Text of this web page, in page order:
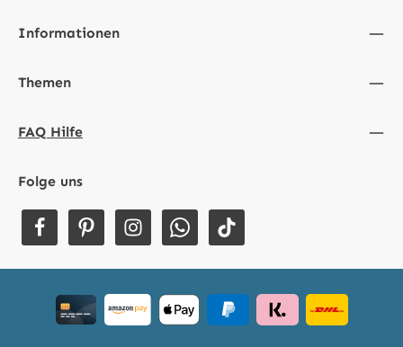
Informationen
Themen
FAQ Hilfe
Folge uns